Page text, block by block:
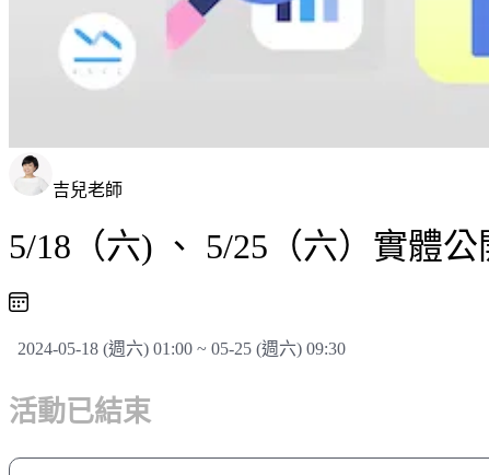
吉兒老師
5/18（六) 、 5/25（六）實體
2024-05-18 (週六) 01:00 ~ 05-25 (週六) 09:30
活動已結束